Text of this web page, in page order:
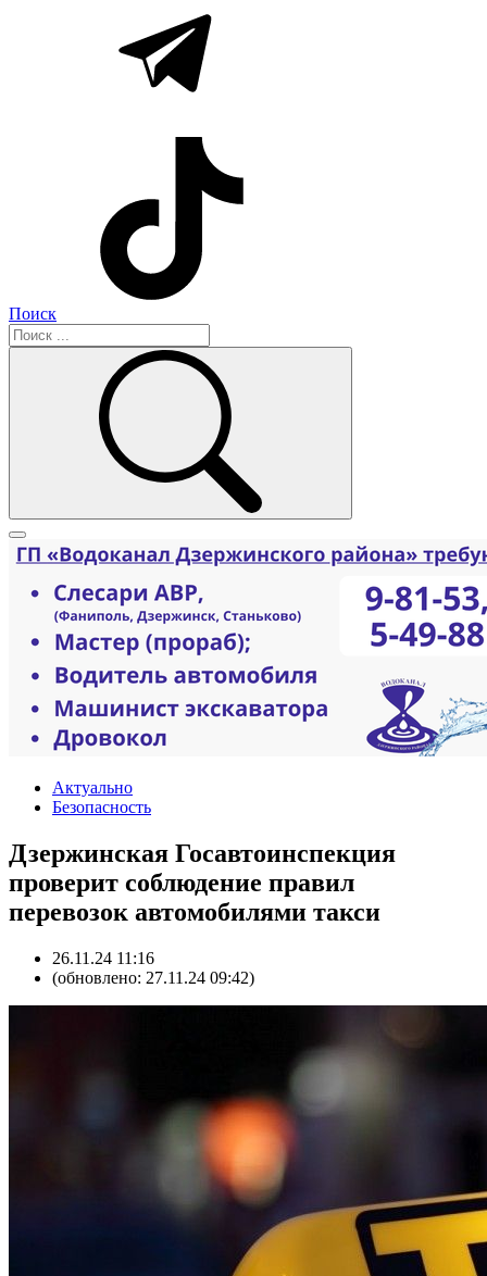
Поиск
Актуально
Безопасность
Дзержинская Госавтоинспекция
проверит соблюдение правил
перевозок автомобилями такси
26.11.24 11:16
(обновлено: 27.11.24 09:42)